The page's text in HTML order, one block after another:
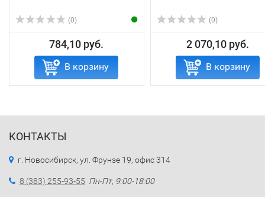
(0)
784,10 руб.
В корзину
(0)
2 070,10 руб.
В корзину
КОНТАКТЫ
г. Новосибирск, ул. Фрунзе 19, офис 314
8 (383) 255-93-55 Пн-Пт, 9:00-18:00